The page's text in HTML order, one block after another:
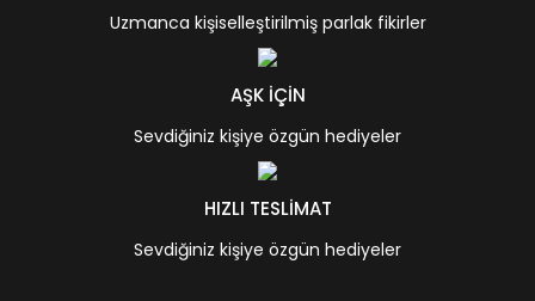
Uzmanca kişiselleştirilmiş parlak fikirler
AŞK İÇİN
Sevdiğiniz kişiye özgün hediyeler
HIZLI TESLİMAT
Sevdiğiniz kişiye özgün hediyeler